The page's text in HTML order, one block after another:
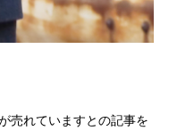
売れていますとの記事を